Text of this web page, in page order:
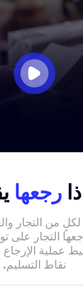
رجعها
من التجار
التجار
عملية
نقاط التسليم.